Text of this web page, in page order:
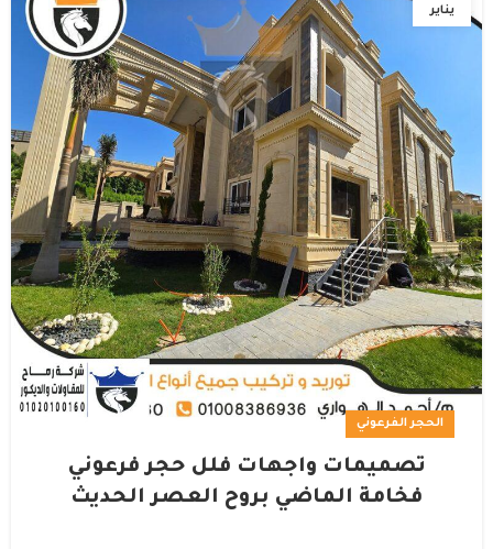
يناير
الحجر الفرعوني
تصميمات واجهات فلل حجر فرعوني
فخامة الماضي بروح العصر الحديث